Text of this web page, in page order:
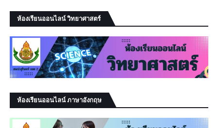
ห้องเรียนออนไลน์ วิทยาศาสตร์
ห้องเรียนออนไลน์ ภาษาอังกฤษ